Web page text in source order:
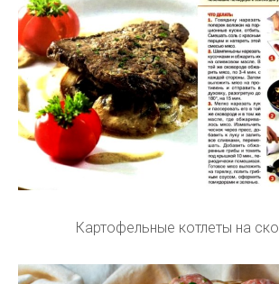
Картофельные котлеты на